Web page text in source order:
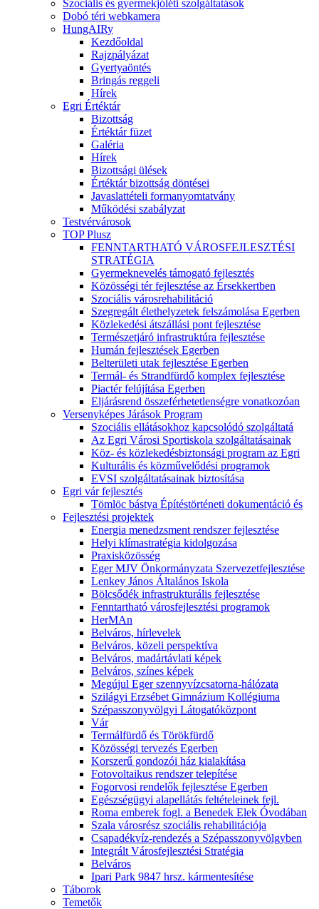
Szociális és gyermekjóléti szolgáltatások
Dobó téri webkamera
HungAIRy
Kezdőoldal
Rajzpályázat
Gyertyaöntés
Bringás reggeli
Hírek
Egri Értéktár
Bizottság
Értéktár füzet
Galéria
Hírek
Bizottsági ülések
Értéktár bizottság döntései
Javaslattételi formanyomtatvány
Működési szabályzat
Testvérvárosok
TOP Plusz
FENNTARTHATÓ VÁROSFEJLESZTÉSI
STRATÉGIA
Gyermeknevelés támogató fejlesztés
Közösségi tér fejlesztése az Érsekkertben
Szociális városrehabilitáció
Szegregált élethelyzetek felszámolása Egerben
Közlekedési átszállási pont fejlesztése
Természetjáró infrastruktúra fejlesztése
Humán fejlesztések Egerben
Belterületi utak fejlesztése Egerben
Termál- és Strandfürdő komplex fejlesztése
Piactér felújítása Egerben
Eljárásrend összeférhetetlenségre vonatkozóan
Versenyképes Járások Program
Szociális ellátásokhoz kapcsolódó szolgáltatá
Az Egri Városi Sportiskola szolgáltatásainak
Köz- és közlekedésbiztonsági program az Egri
Kulturális és közművelődési programok
EVSI szolgáltatásainak biztosítása
Egri vár fejlesztés
Tömlöc bástya Építéstörténeti dokumentáció és
Fejlesztési projektek
Energia menedzsment rendszer fejlesztése
Helyi klímastratégia kidolgozása
Praxisközösség
Eger MJV Önkormányzata Szervezetfejlesztése
Lenkey János Általános Iskola
Bölcsődék infrastrukturális fejlesztése
Fenntartható városfejlesztési programok
HerMAn
Belváros, hírlevelek
Belváros, közeli perspektíva
Belváros, madártávlati képek
Belváros, színes képek
Megújul Eger szennyvízcsatorna-hálózata
Szilágyi Erzsébet Gimnázium Kollégiuma
Szépasszonyvölgyi Látogatóközpont
Vár
Termálfürdő és Törökfürdő
Közösségi tervezés Egerben
Korszerű gondozói ház kialakítása
Fotovoltaikus rendszer telepítése
Fogorvosi rendelők fejlesztése Egerben
Egészségügyi alapellátás feltételeinek fejl.
Roma emberek fogl. a Benedek Elek Óvodában
Szala városrész szociális rehabilitációja
Csapadékvíz-rendezés a Szépasszonyvölgyben
Integrált Városfejlesztési Stratégia
Belváros
Ipari Park 9847 hrsz. kármentesítése
Táborok
Temetők